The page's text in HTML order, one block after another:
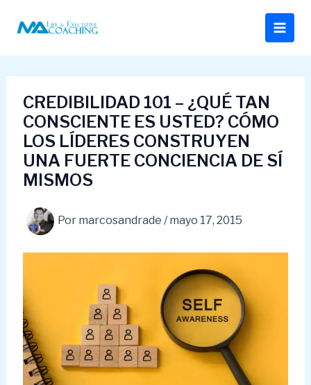
CREDIBILIDAD 101 – ¿QUÉ TAN
CONSCIENTE ES USTED? CÓMO
LOS LÍDERES CONSTRUYEN
UNA FUERTE CONCIENCIA DE SÍ
MISMOS
Por marcosandrade /mayo 17, 2015